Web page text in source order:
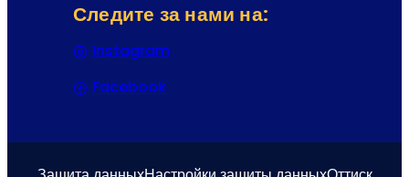
Следите за нами на:
Instagram
Facebook